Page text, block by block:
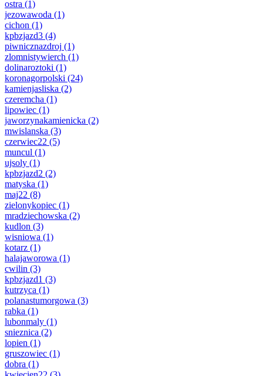
ostra (1)
jezowawoda (1)
cichon (1)
kpbzjazd3 (4)
piwnicznazdroj (1)
zlomnistywierch (1)
dolinaroztoki (1)
koronagorpolski (24)
kamienjasliska (2)
czeremcha (1)
lipowiec (1)
jaworzynakamienicka (2)
mwislanska (3)
czerwiec22 (5)
muncul (1)
ujsoly (1)
kpbzjazd2 (2)
matyska (1)
maj22 (8)
zielonykopiec (1)
mradziechowska (2)
kudlon (3)
wisniowa (1)
kotarz (1)
halajaworowa (1)
cwilin (3)
kpbzjazd1 (3)
kutrzyca (1)
polanastumorgowa (3)
rabka (1)
lubonmaly (1)
snieznica (2)
lopien (1)
gruszowiec (1)
dobra (1)